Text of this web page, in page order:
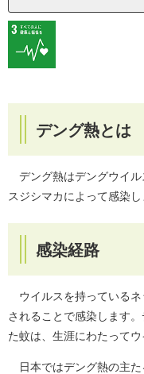
デング熱とは
デング熱はデングウイル
スジシマカによって感染し
感染経路
ウイルスを持っているネ
されることで感染します
た蚊は、生涯にわたって
日本ではデング熱の主た